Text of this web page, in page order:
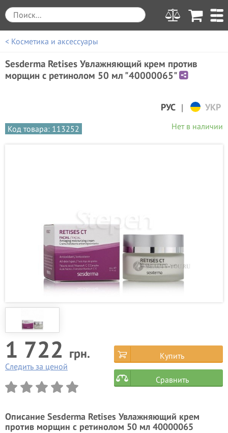
< Косметика и аксессуары
Sesderma Retises Увлажняющий крем против
морщин с ретинолом 50 мл "40000065"
РУС | УКР
Код товара: 113252 Нет в наличии
1 722 грн.
Следить за ценой
Купить
Сравнить
Описание Sesderma Retises Увлажняющий крем
против морщин с ретинолом 50 мл 40000065